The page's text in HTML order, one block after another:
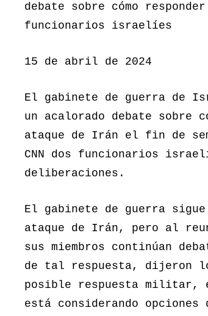
debate sobre cómo
funcionarios israelíes
15 de abril de 2024
El gabinete de guerra de
un acalorado debate sobre
ataque de Irán el fin de
CNN dos funcionarios
deliberaciones.
El gabinete de guerra
ataque de Irán, pero al
sus miembros continúan
de tal respuesta, dijeron
posible respuesta militar,
está considerando